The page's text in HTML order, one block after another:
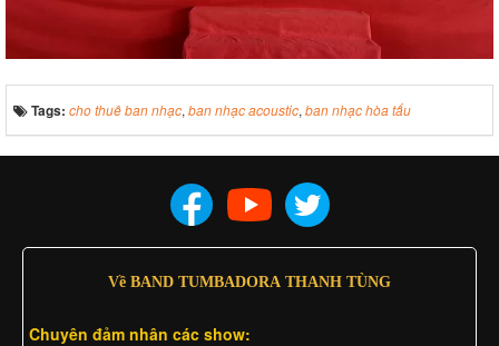
Tags: cho thuê ban nhạc, ban nhạc acoustic, ban nhạc hòa tấu
Về BAND TUMBADORA THANH TÙNG
Chuyên đảm nhân các show: